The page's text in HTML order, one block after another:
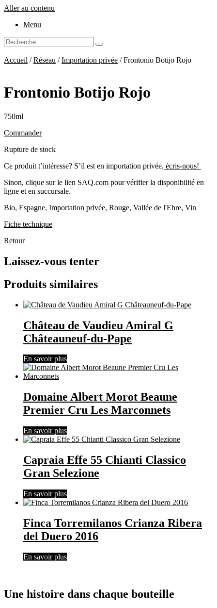
Aller au contenu
Menu
Accueil /Réseau /Importation privée / Frontonio Botijo Rojo
Frontonio Botijo Rojo
750ml
Commander
Rupture de stock
Ce produit t’intéresse? S’il est en importation privée, écris-nous!
Sinon, clique sur le lien SAQ.com pour vérifier la disponibilité en
ligne et en succursale.
Bio, Espagne, Importation privée, Rouge, Vallée de l'Ebre, Vin
Fiche technique
Retour
Laissez-vous tenter
Produits similaires
Château de Vaudieu Amiral G
Châteauneuf-du-Pape
En savoir plus
Domaine Albert Morot Beaune
Premier Cru Les Marconnets
En savoir plus
Capraia Effe 55 Chianti Classico
Gran Selezione
En savoir plus
Finca Torremilanos Crianza Ribera
del Duero 2016
En savoir plus
Une histoire dans chaque bouteille